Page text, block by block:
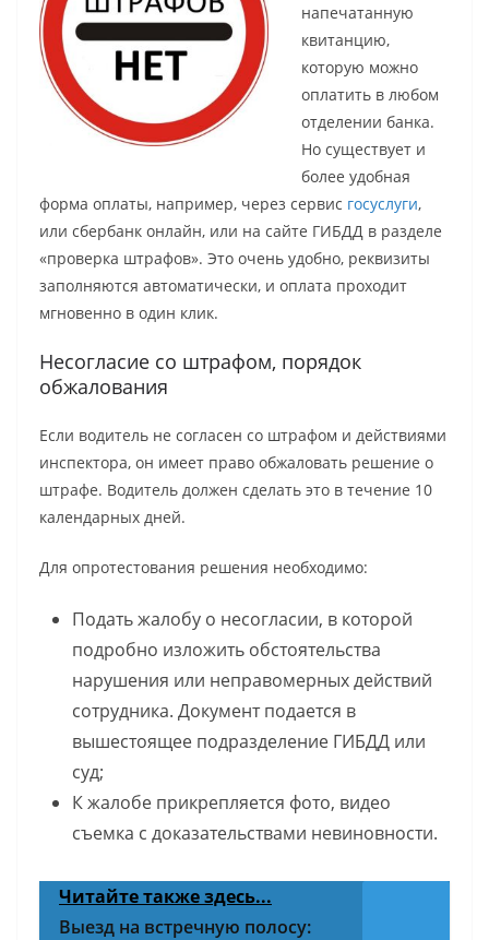
напечатанную
квитанцию,
которую можно
оплатить в любом
отделении банка.
Но существует и
более удобная
форма оплаты, например, через сервис госуслуги,
или сбербанк онлайн, или на сайте ГИБДД в разделе
«проверка штрафов». Это очень удобно, реквизиты
заполняются автоматически, и оплата проходит
мгновенно в один клик.
Несогласие со штрафом, порядок
обжалования
Если водитель не согласен со штрафом и действиями
инспектора, он имеет право обжаловать решение о
штрафе. Водитель должен сделать это в течение 10
календарных дней.
Для опротестования решения необходимо:
Подать жалобу о несогласии, в которой
подробно изложить обстоятельства
нарушения или неправомерных действий
сотрудника. Документ подается в
вышестоящее подразделение ГИБДД или
суд;
К жалобе прикрепляется фото, видео
съемка с доказательствами невиновности.
Читайте также здесь...
Выезд на встречную полосу: